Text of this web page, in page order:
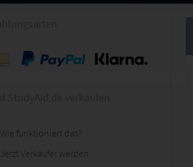
Wie funktioniert das?
Jetzt Verkäufer werden